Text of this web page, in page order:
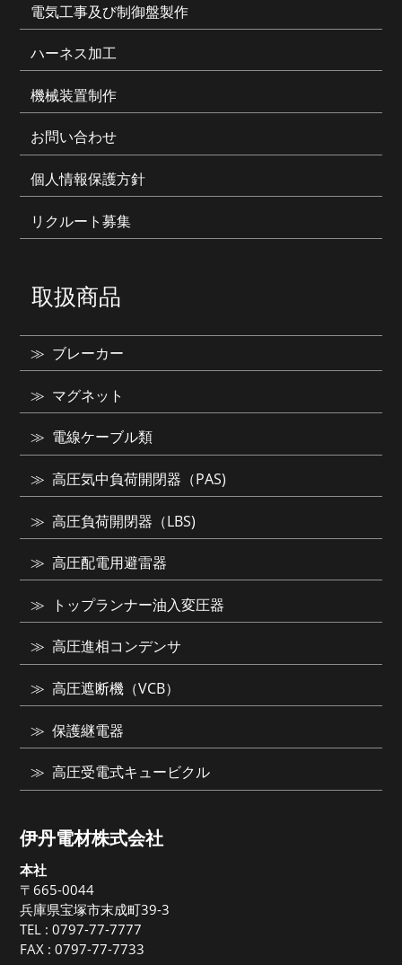
伊丹電材株式会社
本社
〒665-0044
兵庫県宝塚市末成町39-3
TEL :0797-77-7777
FAX : 0797-77-7733
電気工事及び制御盤製作
ハーネス加工
機械装置制作
お問い合わせ
個人情報保護方針
リクルート募集
取扱商品
ブレーカー
マグネット
電線ケーブル類
高圧気中負荷開閉器（PAS)
高圧負荷開閉器（LBS)
高圧配電用避雷器
トップランナー油入変圧器
高圧進相コンデンサ
高圧遮断機（VCB）
保護継電器
高圧受電式キュービクル